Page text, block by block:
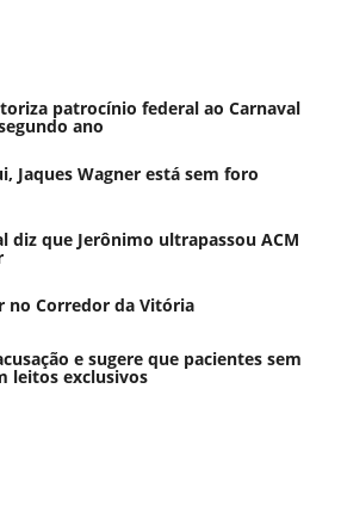
patrocínio federal ao Carnaval
ano
Jaques Wagner está sem foro
diz que Jerônimo ultrapassou ACM
no Corredor da Vitória
e sugere que pacientes sem
leitos exclusivos